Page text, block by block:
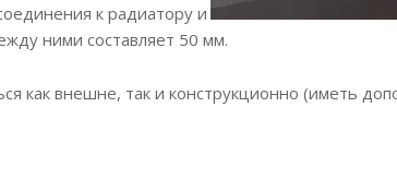
к радиатору и
ними составляет 50 мм.
как внешне, так и конструкционно (иметь